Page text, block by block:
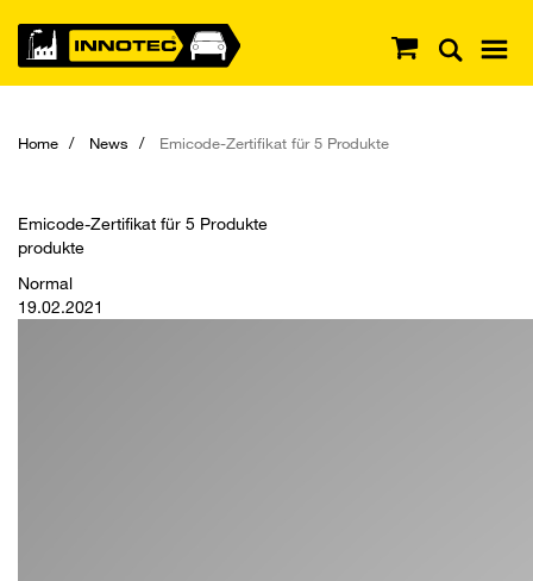
Home News Emicode-Zertifikat für 5 Produkte
Emicode-Zertifikat für 5 Produkte
produkte
Normal
19.02.2021